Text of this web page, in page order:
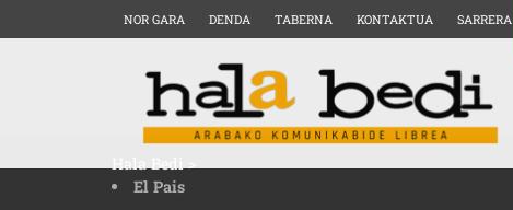
NOR GARA DENDA TABERNA KONTAKTUA SARRERA
Hala Bedi>
El Pais